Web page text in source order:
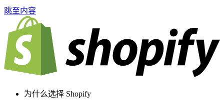
跳至内容
为什么选择 Shopify